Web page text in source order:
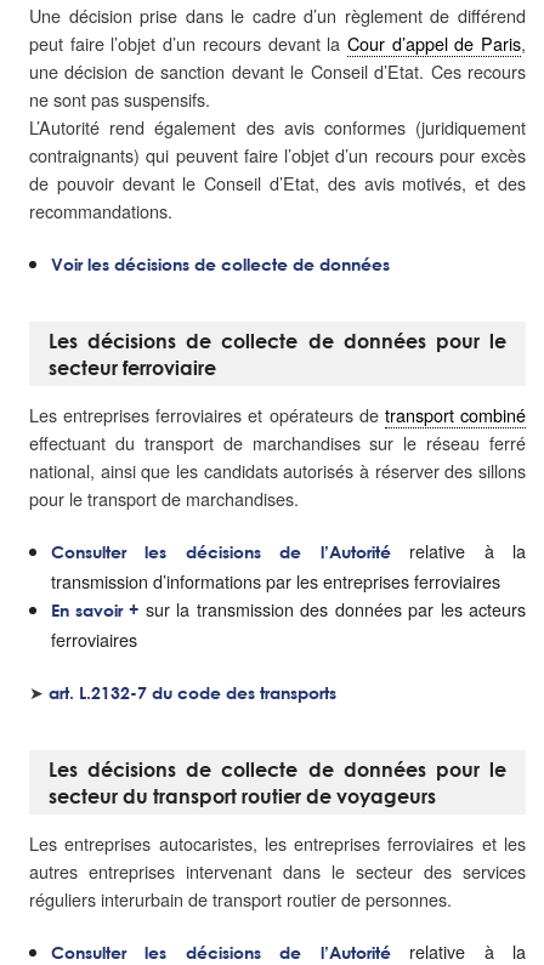
Une décision prise dans le cadre d’un règlement de différend
peut faire l’objet d’un recours devant la Cour d’appel de Paris,
une décision de sanction devant le Conseil d’Etat. Ces recours
ne sont pas suspensifs.
L’Autorité rend également des avis conformes (juridiquement
contraignants) qui peuvent faire l’objet d’un recours pour excès
de pouvoir devant le Conseil d’Etat, des avis motivés, et des
recommandations.
Voir les décisions de collecte de données
Les décisions de collecte de données pour le
secteur ferroviaire
Les entreprises ferroviaires et opérateurs de transport combiné
effectuant du transport de marchandises sur le réseau ferré
national, ainsi que les candidats autorisés à réserver des sillons
pour le transport de marchandises.
Consulter les décisions de l’Autorité relative à la
transmission d’informations par les entreprises ferroviaires
En savoir + sur la transmission des données par les acteurs
ferroviaires
➤ art. L.2132-7 du code des transports
Les décisions de collecte de données pour le
secteur du transport routier de voyageurs
Les entreprises autocaristes, les entreprises ferroviaires et les
autres entreprises intervenant dans le secteur des services
réguliers interurbain de transport routier de personnes.
Consulter les décisions de l’Autorité relative à la